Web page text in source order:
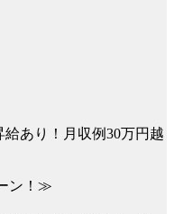
あり！月収例30万円越
ン！≫